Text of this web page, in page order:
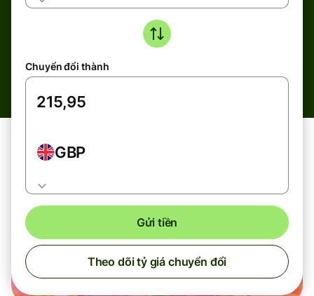
Chuyển đổi thành
GBP
Gửi tiền
Theo dõi tỷ giá chuyển đổi